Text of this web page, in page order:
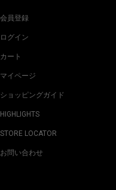
会員登録
ログイン
カート
マイページ
ショッピングガイド
HIGHLIGHTS
STORE LOCATOR
お問い合わせ